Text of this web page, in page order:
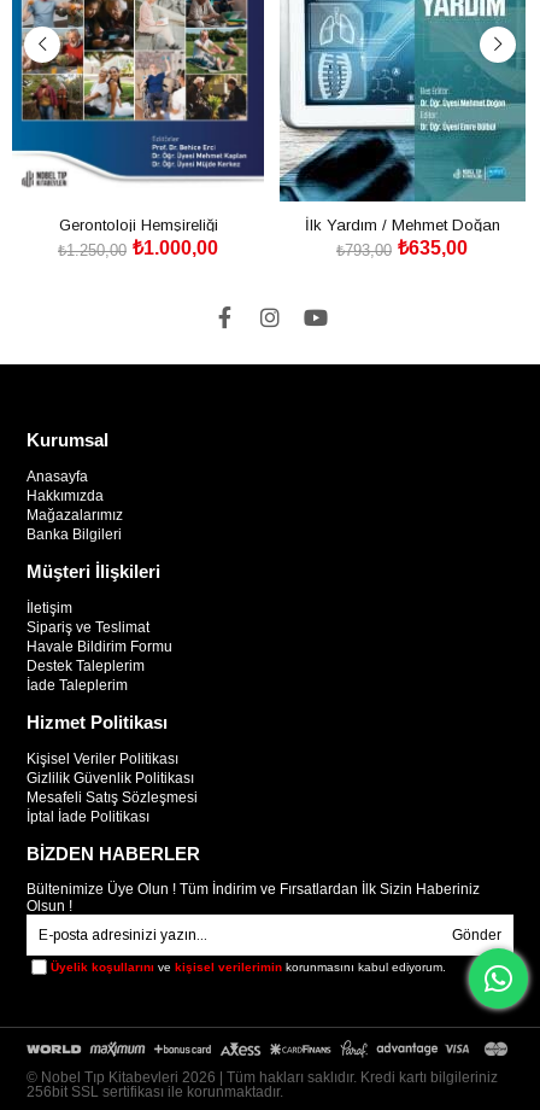
Gerontoloji Hemşireliği
₺1.000,00
₺1.250,00
İlk Yardım / Mehmet Doğan
₺635,00
₺793,00
Kurumsal
Anasayfa
Hakkımızda
Mağazalarımız
Banka Bilgileri
Müşteri İlişkileri
İletişim
Sipariş ve Teslimat
Havale Bildirim Formu
Destek Taleplerim
İade Taleplerim
Hizmet Politikası
Kişisel Veriler Politikası
Gizlilik Güvenlik Politikası
Mesafeli Satış Sözleşmesi
İptal İade Politikası
BİZDEN HABERLER
Bültenimize Üye Olun ! Tüm İndirim ve Fırsatlardan İlk Sizin Haberiniz
Olsun !
Gönder
Üyelik koşullarını vekişisel verilerimin korunmasını kabul ediyorum.
© Nobel Tıp Kitabevleri 2026 | Tüm hakları saklıdır. Kredi kartı bilgileriniz
256bit SSL sertifikası ile korunmaktadır.